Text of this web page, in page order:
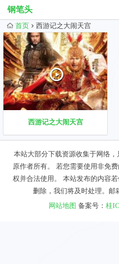
钢笔头
首页 西游记之大闹天宫
西游记之大闹天宫
本站大部分下载资源收集于网络
原作者所有。 若您需要使用非免
权并合法使用。 本站发布的内容
删除，我们将及时处理。邮
网站地图 备案号： 桂